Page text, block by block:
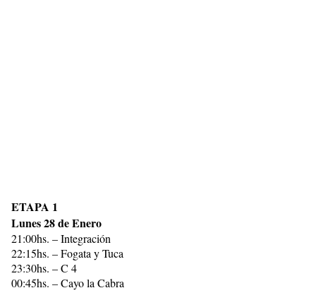
ETAPA 1
Lunes 28 de Enero
21:00hs. – Integración
22:15hs. – Fogata y Tuca
23:30hs. – C 4
00:45hs. – Cayo la Cabra